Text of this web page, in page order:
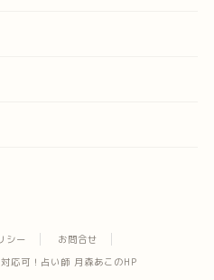
シー
お問合せ
応可！占い師 月森あこのHP